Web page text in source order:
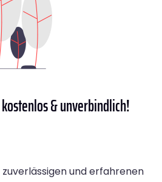
& unverbindlich!
und erfahrenen